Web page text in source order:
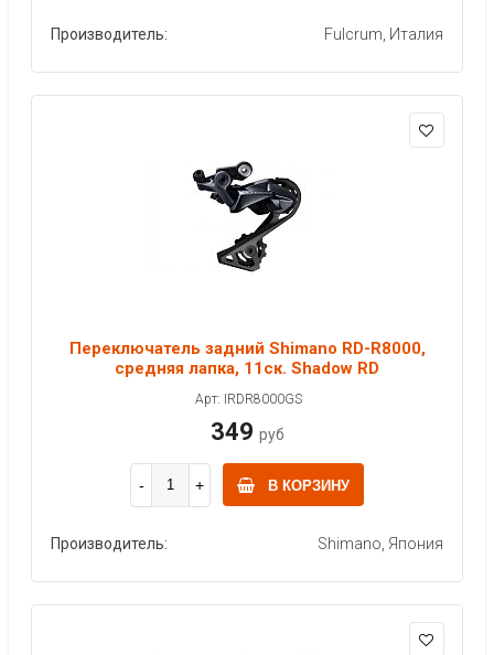
Производитель: Fulcrum, Италия
Переключатель задний Shimano RD-R8000,
средняя лапка, 11ск. Shadow RD
Арт: IRDR8000GS
349 руб
В КОРЗИНУ
Производитель: Shimano, Япония